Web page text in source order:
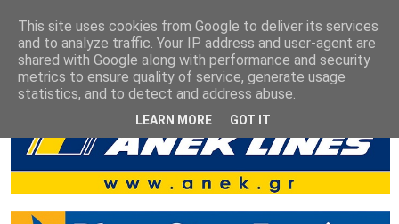
This site uses cookies from Google to deliver its services
and to analyze traffic. Your IP address and user-agent are
shared with Google along with performance and security
metrics to ensure quality of service, generate usage
statistics, and to detect and address abuse.
LEARN MORE GOT IT